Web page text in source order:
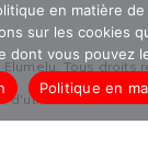
Elumelu. Tous droits
d'utilisation
en matière
sur les cookies
dont vous pouvez
Politique en